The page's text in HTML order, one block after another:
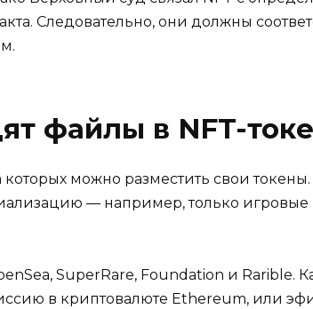
Следовательно, они должны
файлы в NFT-
можно разместить свои
— например, только
SuperRare, Foundation и Rarible.
в криптовалюте Ethereum, или